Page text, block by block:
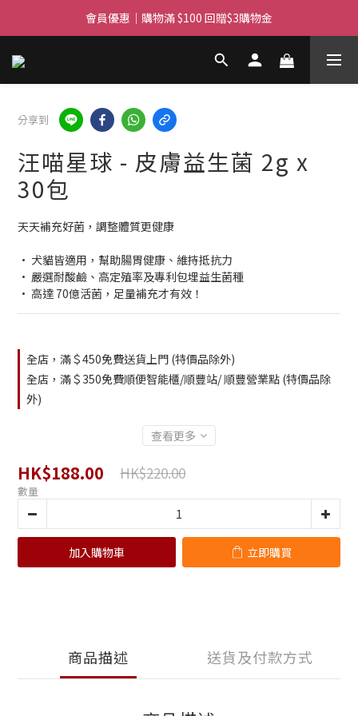
滿$450免費送貨上門 I 滿$350免運 順豐自取
會員優惠｜購物滿 $100 回贈$3購物金
滿$450免費送貨上門 I 滿$350免運 順豐自取
分享到
汪喵星球 - 皮膚益生菌 2g x
30包
天天補充好菌，調整體質更健康
• 犬貓皆適用，幫助腸胃健康、維持抵抗力
• 嚴選耐酸鹼、高定殖率及專利包埋益生菌種
• 高達 70億活菌，足量補充才有效！
全店，滿＄450免費送貨上門 (特價品除外)
全店，滿＄350免費順便智能櫃/順豐站/ 順豐營業點 (特價品除
外)
查看更多
HK$188.00 HK$220.00
數量
加入購物車 立即購買
商品描述 送貨及付款方式